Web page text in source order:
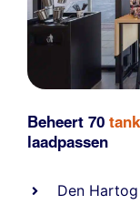
Beheert 70
laadpassen
Den